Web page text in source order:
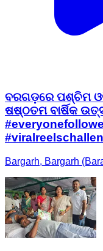
ବରଗଡ଼ରେ ପଶ୍ଚିମ
ଷଷ୍ଠତମ ବାର୍ଷିକ
Bargarh, Bargarh